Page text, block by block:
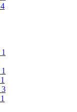
4
1
1
1
3
1